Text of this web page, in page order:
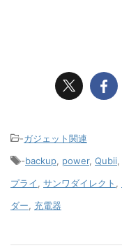
-ガジェット関連
-backup power, Qubii
プライ
サンワダイレクト
ダー
充電器